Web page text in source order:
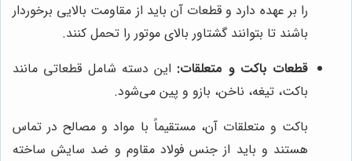
را بر عهده دارد و قطعات آن باید از مقاومت بالایی برخوردار
باشند تا بتوانند گشتاور بالای موتور را تحمل کنند.
قطعات باکت و متعلقات: این دسته شامل قطعاتی مانند
باکت، تیغه، ناخن، بازو و پین می‌شود.
باکت و متعلقات آن، مستقیماً با مواد و مصالح در تماس
هستند و باید از جنس فولاد مقاوم و ضد سایش ساخته